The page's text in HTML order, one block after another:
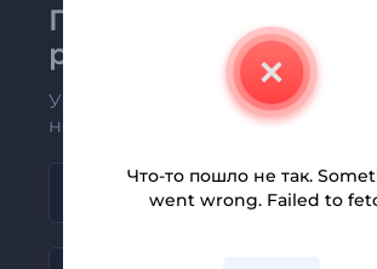
Присоединяйтесь к
рассылке
Узнавайте о последних новостях
новых предложениях первыми
Что-то пошло не так.
went wrong. Failed to